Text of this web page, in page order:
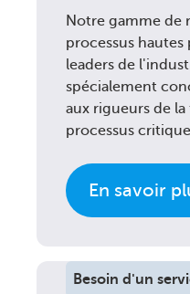
Notre gamme de
processus hautes
leaders de
spécialement
aux rigueurs de
processus
En savoir
Besoin d'un